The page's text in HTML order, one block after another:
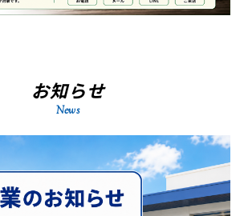
お知らせ
News